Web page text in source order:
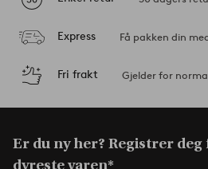
Express Få pakken din
Fri frakt Gjelder for
Er du ny her? Registrer deg
dyreste varen*